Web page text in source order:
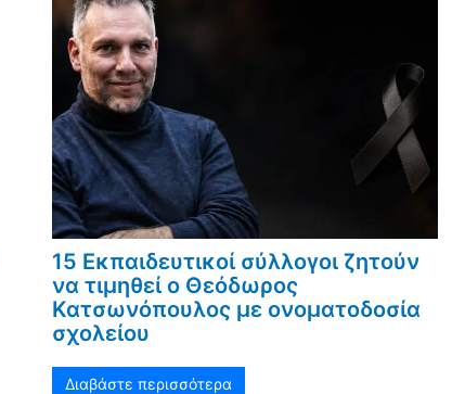
15 Εκπαιδευτικοί σύλλογοι ζητούν
να τιμηθεί ο Θεόδωρος
Κατσωνόπουλος με ονοματοδοσία
σχολείου
Διαβάστε περισσότερα